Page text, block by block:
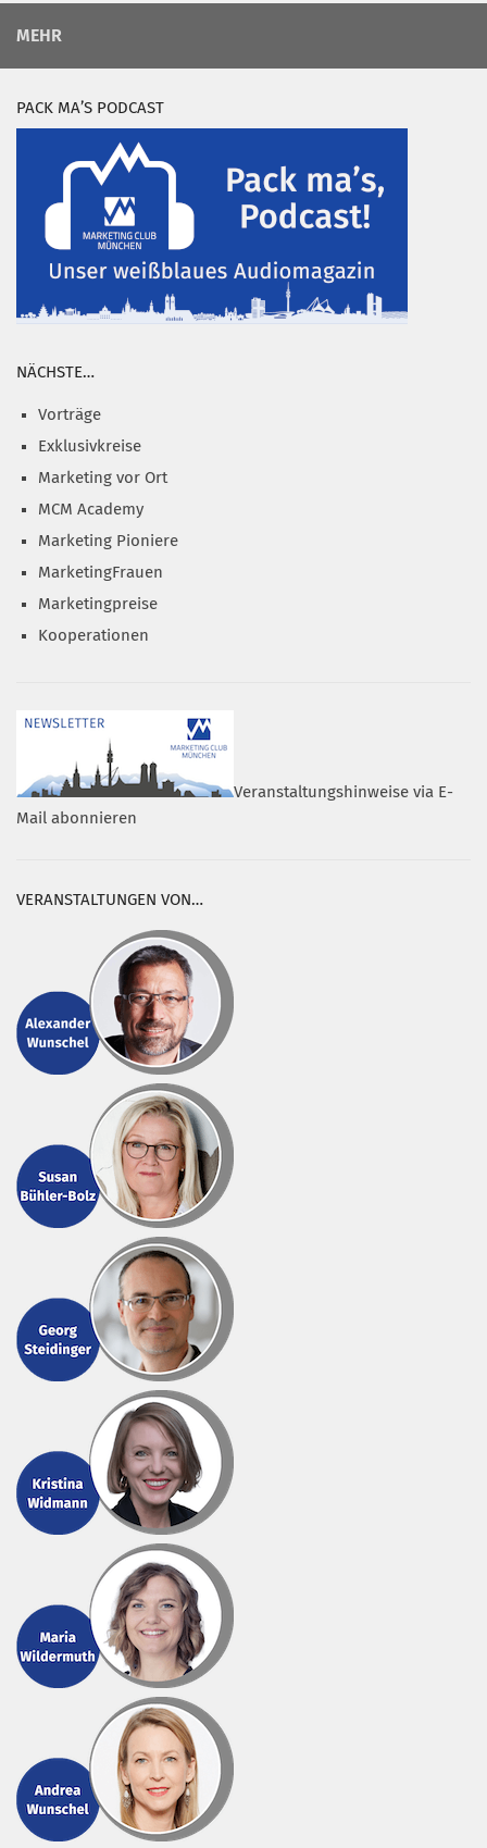
MEHR
PACK MA’S PODCAST
NÄCHSTE…
Vorträge
Exklusivkreise
Marketing vor Ort
MCM Academy
Marketing Pioniere
MarketingFrauen
Marketingpreise
Kooperationen
Veranstaltungshinweise via E-
Mail abonnieren
VERANSTALTUNGEN VON…